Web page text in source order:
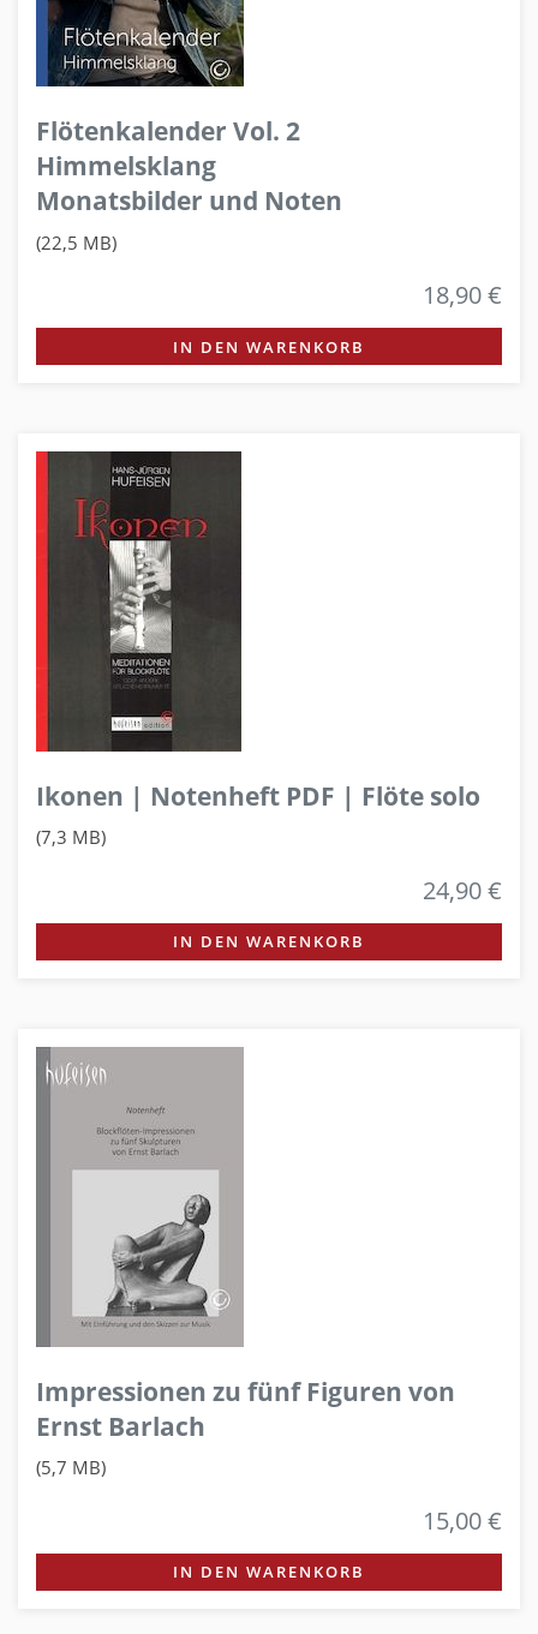
Flötenkalender Vol. 2
Himmelsklang
Monatsbilder und Noten
(22,5 MB)
18,90 €
IN DEN WARENKORB
Ikonen | Notenheft PDF | Flöte solo
(7,3 MB)
24,90 €
IN DEN WARENKORB
Impressionen zu fünf Figuren von
Ernst Barlach
(5,7 MB)
15,00 €
IN DEN WARENKORB